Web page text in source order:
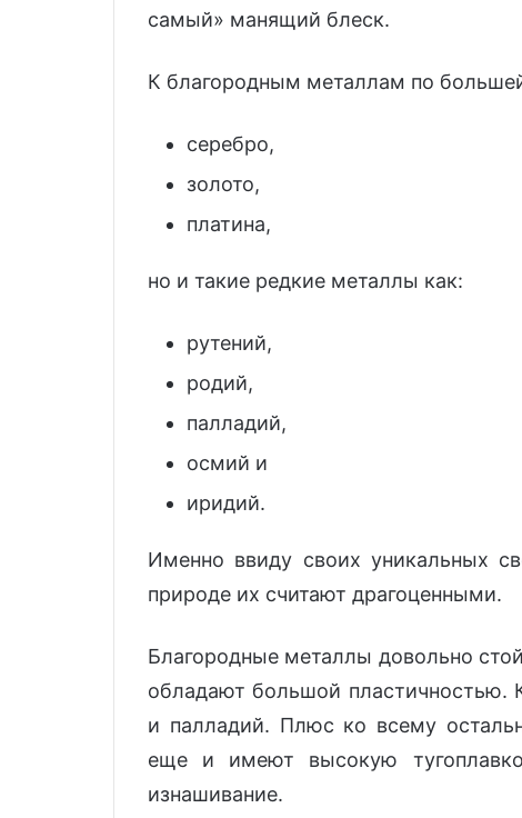
самый» манящий блеск.
К благородным металлам по
серебро,
золото,
платина,
но и такие редкие металлы как:
рутений,
родий,
палладий,
осмий и
иридий.
Именно ввиду своих уникальных
природе их считают драгоценными.
Благородные металлы довольно
обладают большой пластичностью.
и палладий. Плюс ко всему
еще и имеют высокую
изнашивание.